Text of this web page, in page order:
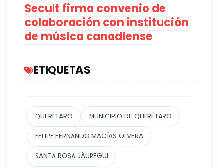
Secult firma convenio de
colaboración con institución
de música canadiense
ETIQUETAS
QUERÉTARO MUNICIPIO DE QUERÉTARO
FELIPE FERNANDO MACÍAS OLVERA
SANTA ROSA JÁUREGUI